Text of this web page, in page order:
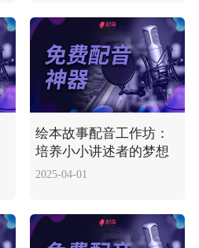
绘本故事配音工作坊：
培养小小讲述者的梦想
2025-04-01